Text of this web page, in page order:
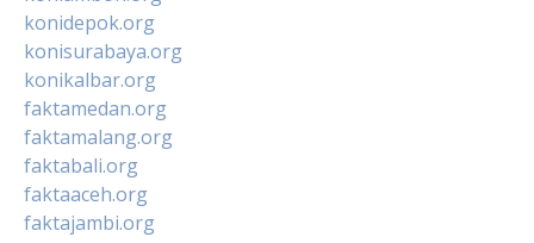
konidepok.org
konisurabaya.org
konikalbar.org
faktamedan.org
faktamalang.org
faktabali.org
faktaaceh.org
faktajambi.org